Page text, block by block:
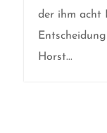
der ihm acht
Horst...